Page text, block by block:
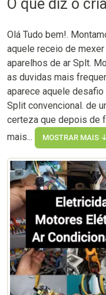
O que diz o
Olá Tudo bem!.
aquele receio de
aparelhos de ar Splt.
as duvidas mais
aparece aquele
Split convencional. de
certeza que depois de
mais...
MOSTRAR MAIS